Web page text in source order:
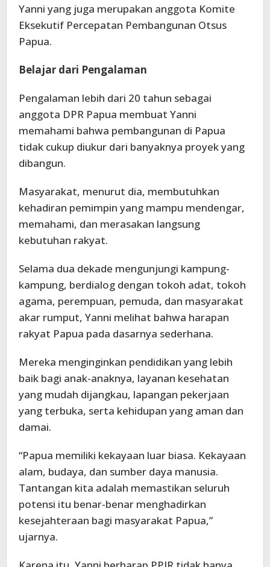
Yanni yang juga merupakan anggota Komite
Eksekutif Percepatan Pembangunan Otsus
Papua.
Belajar dari Pengalaman
Pengalaman lebih dari 20 tahun sebagai
anggota DPR Papua membuat Yanni
memahami bahwa pembangunan di Papua
tidak cukup diukur dari banyaknya proyek yang
dibangun.
Masyarakat, menurut dia, membutuhkan
kehadiran pemimpin yang mampu mendengar,
memahami, dan merasakan langsung
kebutuhan rakyat.
Selama dua dekade mengunjungi kampung-
kampung, berdialog dengan tokoh adat, tokoh
agama, perempuan, pemuda, dan masyarakat
akar rumput, Yanni melihat bahwa harapan
rakyat Papua pada dasarnya sederhana.
Mereka menginginkan pendidikan yang lebih
baik bagi anak-anaknya, layanan kesehatan
yang mudah dijangkau, lapangan pekerjaan
yang terbuka, serta kehidupan yang aman dan
damai.
“Papua memiliki kekayaan luar biasa. Kekayaan
alam, budaya, dan sumber daya manusia.
Tantangan kita adalah memastikan seluruh
potensi itu benar-benar menghadirkan
kesejahteraan bagi masyarakat Papua,”
ujarnya.